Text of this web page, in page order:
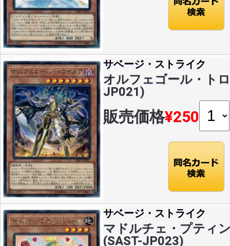
サベージ・ストライク
オルフェゴール・ト
JP021)
販売価格¥250
サベージ・ストライク
マドルチェ・プティ
(SAST-JP023)